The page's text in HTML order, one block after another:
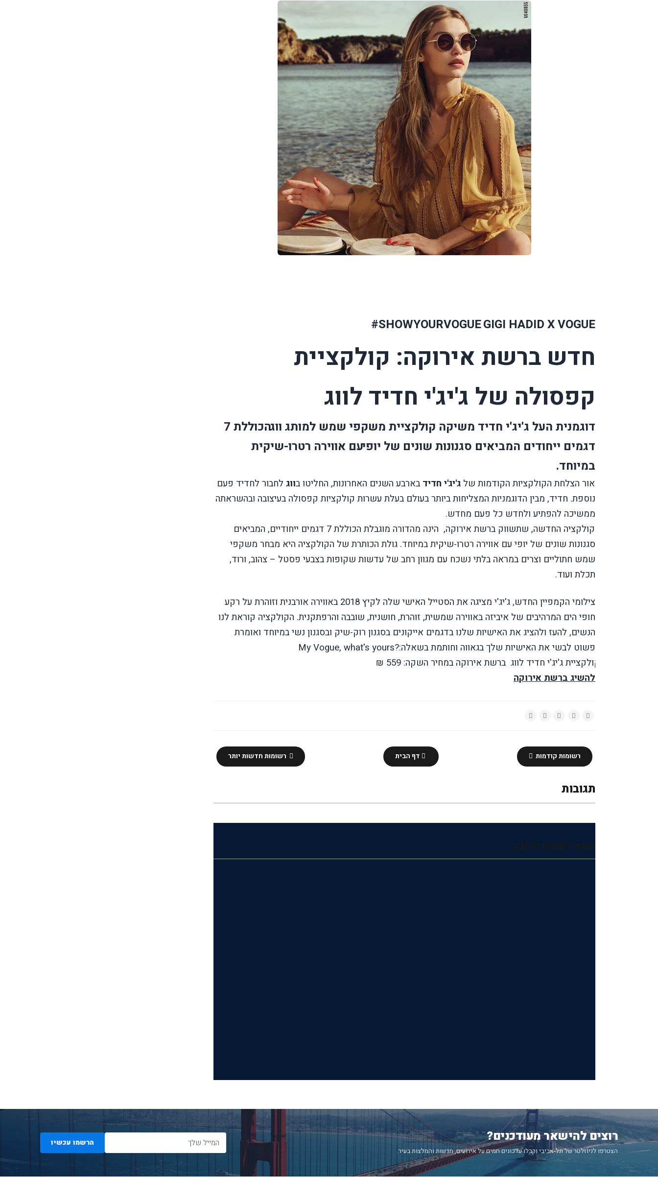
GIGI HADID X VOGUE
#SHOWYOURVOGUE
חדש ברשת אירוקה: קולקציית
קפסולה של ג'יג'י חדיד לווג
דוגמנית העל ג'יג'י חדיד משיקה קולקציית משקפי שמש למותג ווג
הכוללת 7
דגמים ייחודים המביאים סגנונות שונים של יופיעם אווירה רטרו-שיקית
במיוחד.
לאור הצלחת הקולקציות הקודמות של ג'יג'י חדיד בארבע השנים האחרונות, החליטו בווגלחבור לחדיד פעם
נוספת. חדיד, מבין הדוגמניות המצליחות ביותר בעולם בעלת עשרות קולקציות קפסולה בעיצובה ובהשראתה
ממשיכה להפתיע ולחדש כל פעם מחדש.
הקולקציה החדשה, שתשווק ברשת אירוקה,
הינה מהדורה מוגבלת הכוללת 7 דגמים ייחודיים, המביאים
סגנונות שונים של יופי עם אווירה רטרו-שיקית במיוחד. גולת הכותרת של הקולקציה היא מבחר משקפי
שמש חתוליים וצרים במראה בלתי נשכח עם מגוון רחב של עדשות שקופות בצבעי פסטל – צהוב, ורוד,
תכלת ועוד.
בצילומי הקמפיין החדש, ג'יג'י מציגה את הסטייל האישי שלה לקיץ 2018 באווירה אורבנית וזוהרת על רקע
חופי הים המרהיבים של איביזה באווירה שמשית, זוהרת, חושנית, שובבה והרפתקנית. הקולקציה קוראת לנו
הנשים, להעז ולהציג את האישיות שלנו בדגמים אייקונים בסגנון רוק-שיק ובסגנון נשי במיוחד ואומרת
פשוט לבשי את האישיות שלך בגאווה וחותמת בשאלה:My Vogue, what's yours?
קולקציית ג'יג'י חדיד לווג ברשת אירוקה במחיר השקה: 559 ₪
להשיג ברשת אירוקה
רשומות חדשות יותר רשומות קודמות דף הבית
תגובות
הוסף רשומת תגובה
רוצים להישאר מעודכנים?
הצטרפו לניוזלטר של תל-אביבי וקבלו עדכונים חמים על אירועים, חדשות והמלצות בעיר.
הרשמו עכשיו